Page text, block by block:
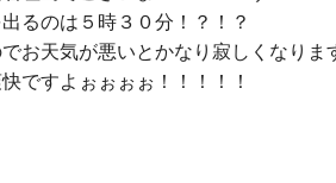
るのは５時３０分！？！？
お天気が悪いとかなり寂しくなりま
ですよぉぉぉぉ！！！！！